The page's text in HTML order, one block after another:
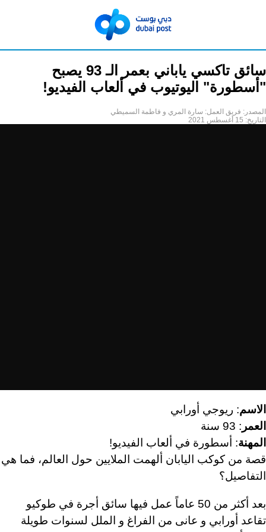
سائق تاكسي ياباني بعمر الـ 93 يصبح
"أسطورة" اليوتيوب في ألعاب الفيديو!
المصدر: فريق العمل: سارة المري و فاطمة السميطي
التاريخ: 15 أغسطس 2021
الاسم: ريوجي أورابي
العمر : 93 سنة
المهنة: أسطورة في ألعاب الفيديو!
قصة من كوكب اليابان ألهمت الملايين حول العالم، فما هي
التفاصيل؟
بعد أكثر من 50 عاماً عمل فيها سائق أجرة في طوكيو
تقاعد أورابي و عانى من الفراغ و الملل لسنوات طويلة